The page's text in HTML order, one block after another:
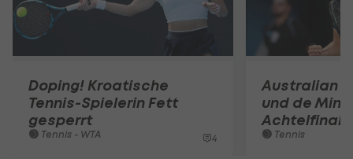
Doping! Kroatische
Tennis-Spielerin Fett
gesperrt
Tennis - WTA 4
Australian
und de
Tennis